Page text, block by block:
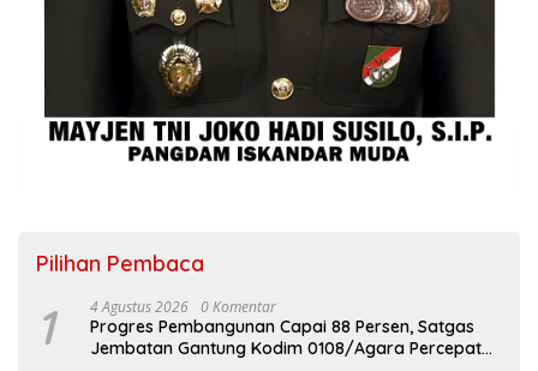
Pilihan Pembaca
1 4 Agustus 2026 0 Komentar
Progres Pembangunan Capai 88 Persen, Satgas
Jembatan Gantung Kodim 0108/Agara Percepat